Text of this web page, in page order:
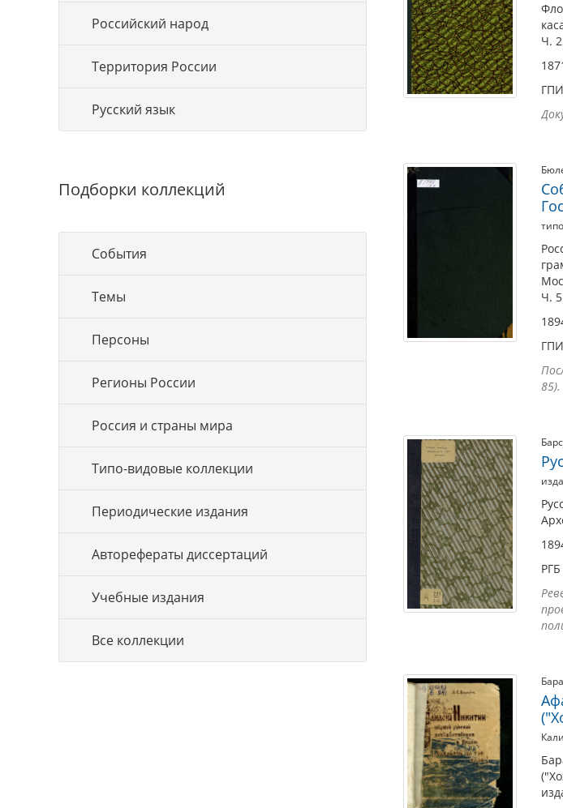
Российский народ
Территория России
Русский язык
Подборки коллекций
События
Темы
Персоны
Регионы России
Россия и страны мира
Типо-видовые коллекции
Периодические издания
Авторефераты диссертаций
Учебные издания
Все коллекции
Ч.
Ч.
85).
РГБ